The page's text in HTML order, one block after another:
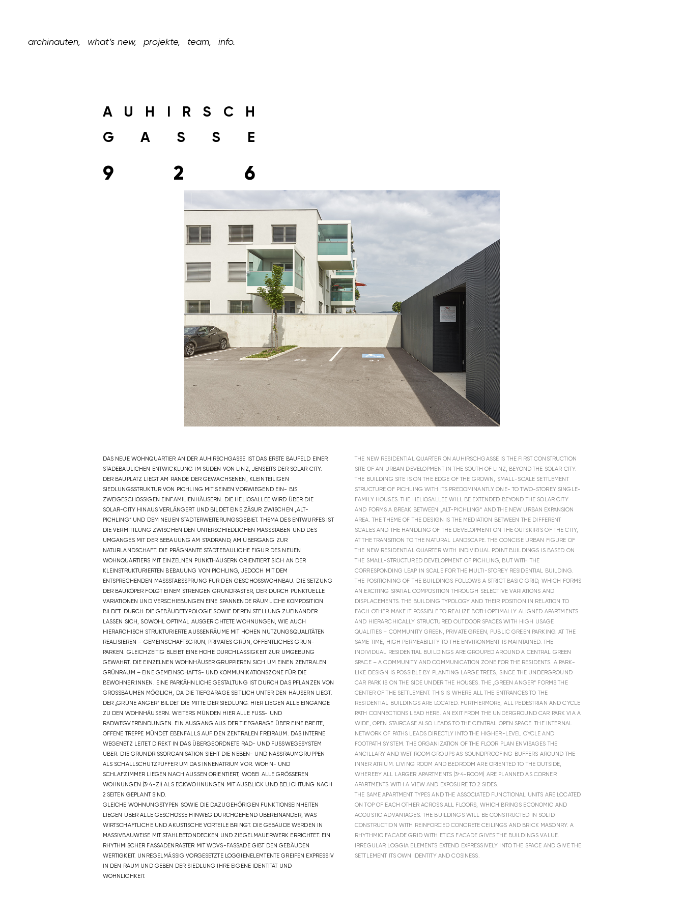
archinauten, what’s new, projekte, team, info.
AUHIRSCH
GASSE
926
DAS NEUE WOHNQUARTIER AN DER AUHIRSCHGASSE IST DAS ERSTE BAUFELD EINER
STÄDEBAULICHEN ENTWICKLUNG IM SÜDEN VON LINZ, JENSEITS DER SOLAR CITY.
DER BAUPLATZ LIEGT AM RANDE DER GEWACHSENEN, KLEINTEILIGEN
SIEDLUNGSSTRUKTUR VON PICHLING MIT SEINEN VORWIEGEND EIN- BIS
ZWEIGESCHOSSIGEN EINFAMILIENHÄUSERN. DIE HELIOSALLEE WIRD ÜBER DIE S
OLAR-CITY HINAUS VERLÄNGERT UND BILDET EINE ZÄSUR ZWISCHEN „ALT-P
ICHLING“ UND DEM NEUEN STADTERWEITERUNGSGEBIET. THEMA DES ENTWURFES IST D
IE VERMITTLUNG ZWISCHEN DEN UNTERSCHIEDLICHEN MASSSTÄBEN UND DES UM
GANGES MIT DER BEBAUUNG AM STADRAND, AM ÜBERGANG ZUR NA
TURLANDSCHAFT. DIE PRÄGNANTE STÄDTEBAULICHE FIGUR DES NEUEN WO
HNQUARTIERS MIT EINZELNEN PUNKTHÄUSERN ORIENTIERT SICH AN DER KL
EINSTRUKTURIERTEN BEBAUUNG VON PICHLING, JEDOCH MIT DEM EN
TSPRECHENDEN MASSSTABSSPRUNG FÜR DEN GESCHOSSWOHNBAU. DIE SETZUNG DER
BAUKÖPER FOLGT EINEM STRENGEN GRUNDRASTER, DER DURCH PUNKTUELLE VARI
ATIONEN UND VERSCHIEBUNGEN EINE SPANNENDE RÄUMLICHE KOMPOSITION BILD
ET. DURCH DIE GEBÄUDETYPOLOGIE SOWIE DEREN STELLUNG ZUEINANDER LASS
EN SICH, SOWOHL OPTIMAL AUSGERICHTETE WOHNUNGEN, WIE AUCH HIER
ARCHISCH STRUKTURIERTE AUSSENRÄUME MIT HOHEN NUTZUNGSQUALITÄTEN REAL
ISIEREN – GEMEINSCHAFTSGRÜN, PRIVATES GRÜN, ÖFFENTLICHES GRÜN-PARK
EN. GLEICHZEITIG BLEIBT EINE HOHE DURCHLÄSSIGKEIT ZUR UMGEBUNG GEWA
HRT. DIE EINZELNEN WOHNHÄUSER GRUPPIEREN SICH UM EINEN ZENTRALEN GRÜN
RAUM – EINE GEMEINSCHAFTS- UND KOMMUNIKATIONSZONE FÜR DIE BEWO
HNER:INNEN. EINE PARKÄHNLICHE GESTALTUNG IST DURCH DAS PFLANZEN VON GROSS
BÄUMEN MÖGLICH, DA DIE TIEFGARAGE SEITLICH UNTER DEN HÄUSERN LIEGT. DER „
GRÜNE ANGER“ BILDET DIE MITTE DER SIEDLUNG. HIER LIEGEN ALLE EINGÄNGE ZU DE
N WOHNHÄUSERN. WEITERS MÜNDEN HIER ALLE FUSS- UND RADWEG
VERBINDUNGEN. EIN AUSGANG AUS DER TIEFGARAGE ÜBER EINE BREITE, OFFENE
TREPPE MÜNDET EBENFALLS AUF DEN ZENTRALEN FREIRAUM. DAS INTERNE WEGENE
TZ LEITET DIREKT IN DAS ÜBERGEORDNETE RAD- UND FUSSWEGESYSTEM ÜBER. D
IE GRUNDRISSORGANISATION SIEHT DIE NEBEN- UND NASSRAUMGRUPPEN ALS SCH
ALLSCHUTZPUFFER UM DAS INNENATRIUM VOR. WOHN- UND SCHLAFZ
IMMER LIEGEN NACH AUSSEN ORIENTIERT, WOBEI ALLE GRÖSSEREN WOHNUNGE
N (3+4-ZI) ALS ECKWOHNUNGEN MIT AUSBLICK UND BELICHTUNG NACH 2 SEITEN
GEPLANT SIND.
GLEICHE WOHNUNGSTYPEN SOWIE DIE DAZUGEHÖRIGEN FUNKTIONSEINHEITEN
LIEGEN ÜBER ALLE GESCHOSSE HINWEG DURCHGEHEND ÜBEREINANDER, WAS
WIRTSCHAFTLICHE UND AKUSTISCHE VORTEILE BRINGT. DIE GEBÄUDE WERDEN IN
MASSIVBAUWEISE MIT STAHLBETONDECKEN UND ZIEGELMAUERWERK ERRICHTET. EIN
RHYTHMISCHER FASSADENRASTER MIT WDVS-FASSADE GIBT DEN GEBÄUDEN
WERTIGKEIT. UNREGELMÄSSIG VORGESETZTE LOGGIENELEMTENTE GREIFEN EXPRESSIV I
N DEN RAUM UND GEBEN DER SIEDLUNG IHRE EIGENE IDENTITÄT UND W
OHNLICHKEIT.
THE NEW RESIDENTIAL QUARTER ON AUHIRSCHGASSE IS THE FIRST CONSTRUCTION
SITE OF AN URBAN DEVELOPMENT IN THE SOUTH OF LINZ, BEYOND THE SOLAR CITY.
THE BUILDING SITE IS ON THE EDGE OF THE GROWN, SMALL-SCALE SETTLEMENT
STRUCTURE OF PICHLING WITH ITS PREDOMINANTLY ONE- TO TWO-STOREY SINGLE-
FAMILY HOUSES. THE HELIOSALLEE WILL BE EXTENDED BEYOND THE SOLAR CITY
AND FORMS A BREAK BETWEEN „ALT-PICHLING“ AND THE NEW URBAN EXPANSION
AREA. THE THEME OF THE DESIGN IS THE MEDIATION BETWEEN THE DIFFERENT
SCALES AND THE HANDLING OF THE DEVELOPMENT ON THE OUTSKIRTS OF THE CITY,
AT THE TRANSITION TO THE NATURAL LANDSCAPE. THE CONCISE URBAN FIGURE OF
THE NEW RESIDENTIAL QUARTER WITH INDIVIDUAL POINT BUILDINGS IS BASED ON
THE SMALL-STRUCTURED DEVELOPMENT OF PICHLING, BUT WITH THE
CORRESPONDING LEAP IN SCALE FOR THE MULTI-STOREY RESIDENTIAL BUILDING.
THE POSITIONING OF THE BUILDINGS FOLLOWS A STRICT BASIC GRID, WHICH FORMS
AN EXCITING SPATIAL COMPOSITION THROUGH SELECTIVE VARIATIONS AND
DISPLACEMENTS. THE BUILDING TYPOLOGY AND THEIR POSITION IN RELATION TO
EACH OTHER MAKE IT POSSIBLE TO REALIZE BOTH OPTIMALLY ALIGNED APARTMENTS
AND HIERARCHICALLY STRUCTURED OUTDOOR SPACES WITH HIGH USAGE
QUALITIES – COMMUNITY GREEN, PRIVATE GREEN, PUBLIC GREEN PARKING. AT THE
SAME TIME, HIGH PERMEABILITY TO THE ENVIRONMENT IS MAINTAINED. THE
INDIVIDUAL RESIDENTIAL BUILDINGS ARE GROUPED AROUND A CENTRAL GREEN
SPACE – A COMMUNITY AND COMMUNICATION ZONE FOR THE RESIDENTS. A PARK-
LIKE DESIGN IS POSSIBLE BY PLANTING LARGE TREES, SINCE THE UNDERGROUND
CAR PARK IS ON THE SIDE UNDER THE HOUSES. THE „GREEN ANGER“ FORMS THE
CENTER OF THE SETTLEMENT. THIS IS WHERE ALL THE ENTRANCES TO THE
RESIDENTIAL BUILDINGS ARE LOCATED. FURTHERMORE, ALL PEDESTRIAN AND CYCLE
PATH CONNECTIONS LEAD HERE. AN EXIT FROM THE UNDERGROUND CAR PARK VIA A
WIDE, OPEN STAIRCASE ALSO LEADS TO THE CENTRAL OPEN SPACE. THE INTERNAL
NETWORK OF PATHS LEADS DIRECTLY INTO THE HIGHER-LEVEL CYCLE AND
FOOTPATH SYSTEM. THE ORGANIZATION OF THE FLOOR PLAN ENVISAGES THE
ANCILLARY AND WET ROOM GROUPS AS SOUNDPROOFING BUFFERS AROUND THE
INNER ATRIUM. LIVING ROOM AND BEDROOM ARE ORIENTED TO THE OUTSIDE,
WHEREBY ALL LARGER APARTMENTS (3+4-ROOM) ARE PLANNED AS CORNER
APARTMENTS WITH A VIEW AND EXPOSURE TO 2 SIDES.
THE SAME APARTMENT TYPES AND THE ASSOCIATED FUNCTIONAL UNITS ARE LOCATED
ON TOP OF EACH OTHER ACROSS ALL FLOORS, WHICH BRINGS ECONOMIC AND
ACOUSTIC ADVANTAGES. THE BUILDINGS WILL BE CONSTRUCTED IN SOLID
CONSTRUCTION WITH REINFORCED CONCRETE CEILINGS AND BRICK MASONRY. A
RHYTHMIC FACADE GRID WITH ETICS FACADE GIVES THE BUILDINGS VALUE.
IRREGULAR LOGGIA ELEMENTS EXTEND EXPRESSIVELY INTO THE SPACE AND GIVE THE
SETTLEMENT ITS OWN IDENTITY AND COSINESS.